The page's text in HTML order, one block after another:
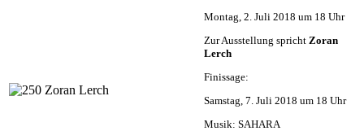
Montag, 2. Juli 2018 um 18 Uhr
Zur Ausstellung spricht Zoran
Lerch
Finissage:
Samstag, 7. Juli 2018 um 18 Uhr
Musik: SAHARA